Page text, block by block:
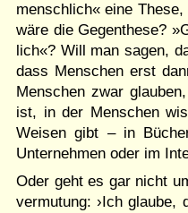
menschlich« eine
wäre die Gegen­the­se?
lich«? Will man sagen,
dass Menschen erst
Menschen zwar
ist, in der Men­schen
Weisen gibt – in
Unternehmen oder im
Oder geht es gar nicht
ver­mutung: ›Ich